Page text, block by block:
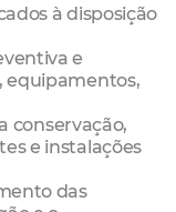
à disposição
e
equipamentos,
conservação,
e instalações
das